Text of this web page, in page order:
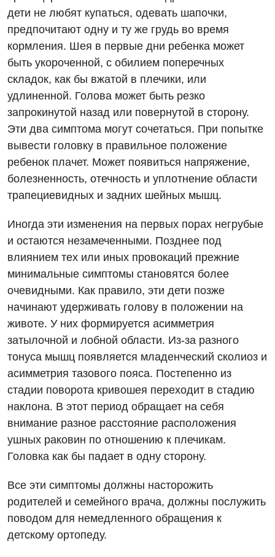
Проктология
Пульмонология
Ревматология
Сосудистая хирургия
Терапевтическое отделение
Терапия
Травматологическое отделение
Урологическое отделение
Урология
Физиотерапия
Эндокринология
Для детей
Детская аллергология
Детская гастроэнтерология
Детская гинекология
Детская дерматовенерология
Детская кардиоревматология
Детская неврология
Детская оториноларингология
дети не любят купаться, одевать шапочки,
предпочитают одну и ту же грудь во время
кормления. Шея в первые дни ребенка может
быть укороченной, с обилием поперечных
складок, как бы вжатой в плечики, или
удлиненной. Голова может быть резко
запрокинутой назад или повернутой в сторону.
Эти два симптома могут сочетаться. При попытке
вывести головку в правильное положение
ребенок плачет. Может появиться напряжение,
болезненность, отечность и уплотнение области
трапециевидных и задних шейных мышц.
Иногда эти изменения на первых порах негрубые
и остаются незамеченными. Позднее под
влиянием тех или иных провокаций прежние
минимальные симптомы становятся более
очевидными. Как правило, эти дети позже
начинают удерживать голову в положении на
животе. У них формируется асимметрия
затылочной и лобной области. Из-за разного
тонуса мышц появляется младенческий сколиоз и
асимметрия тазового пояса. Постепенно из
стадии поворота кривошея переходит в стадию
наклона. В этот период обращает на себя
внимание разное расстояние расположения
ушных раковин по отношению к плечикам.
Головка как бы падает в одну сторону.
Все эти симптомы должны насторожить
родителей и семейного врача, должны послужить
поводом для немедленного обращения к
детскому ортопеду.